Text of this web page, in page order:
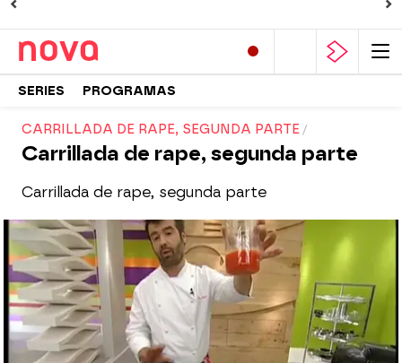
SERIES PROGRAMAS
CARRILLADA DE RAPE, SEGUNDA PARTE
Carrillada de rape, segunda parte
Carrillada de rape, segunda parte
Nova